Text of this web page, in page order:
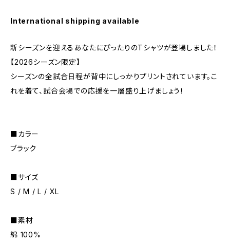
International shipping available
新シーズンを迎えるあなたにぴったりのTシャツが登場しました！
【2026シーズン限定】
シーズンの全試合日程が背中にしっかりプリントされています。こ
れを着て、試合会場での応援を一層盛り上げましょう！
■カラー
ブラック
■サイズ
S / M / L / XL
■素材
綿 100%